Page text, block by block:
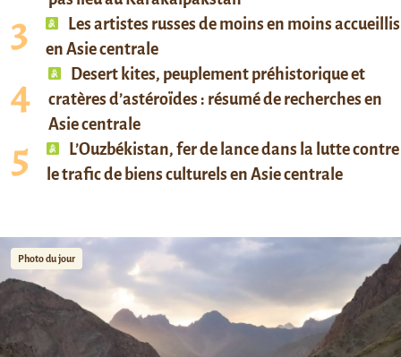
Les artistes russes de moins en moins accueillis
en Asie centrale
Desert kites, peuplement préhistorique et
cratères d’astéroïdes : résumé de recherches en
Asie centrale
L’Ouzbékistan, fer de lance dans la lutte contre
le trafic de biens culturels en Asie centrale
Photo du jour